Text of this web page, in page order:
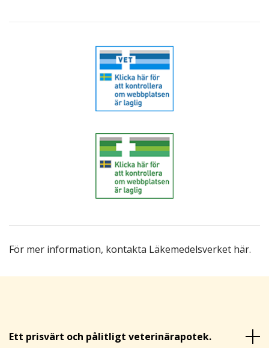
För mer information, kontakta Läkemedelsverket här.
Ett prisvärt och pålitligt veterinärapotek.